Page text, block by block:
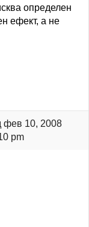
определен
ефект, а не
фев 10, 2008
pm